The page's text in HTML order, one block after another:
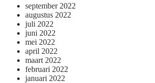
september 2022
augustus 2022
juli 2022
juni 2022
mei 2022
april 2022
maart 2022
februari 2022
januari 2022